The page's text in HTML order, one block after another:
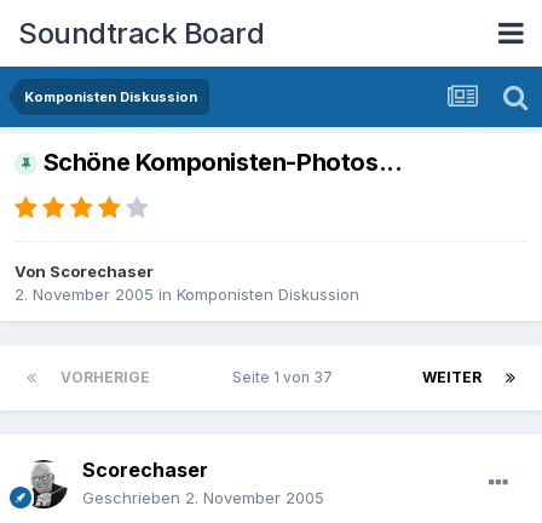
Soundtrack Board
Komponisten Diskussion
Schöne Komponisten-Photos...
Von Scorechaser
2. November 2005 in Komponisten Diskussion
VORHERIGE WEITER
Seite 1 von 37
Scorechaser
Geschrieben 2. November 2005